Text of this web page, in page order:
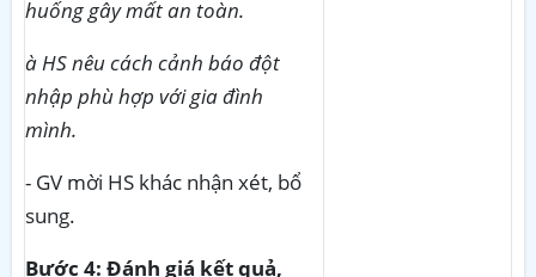
huống gây mất an toàn.
àHS nêu cách cảnh báo đột
nhập phù hợp với gia đình
mình.
- GV mời HS khác nhận xét, bổ
sung.
Bước 4: Đánh giá kết quả,